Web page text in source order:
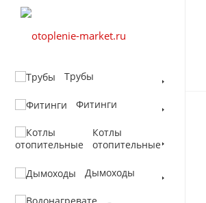
Трубы
Фитинги
Котлы
отопительные
Дымоходы